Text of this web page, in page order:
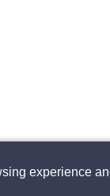
experience